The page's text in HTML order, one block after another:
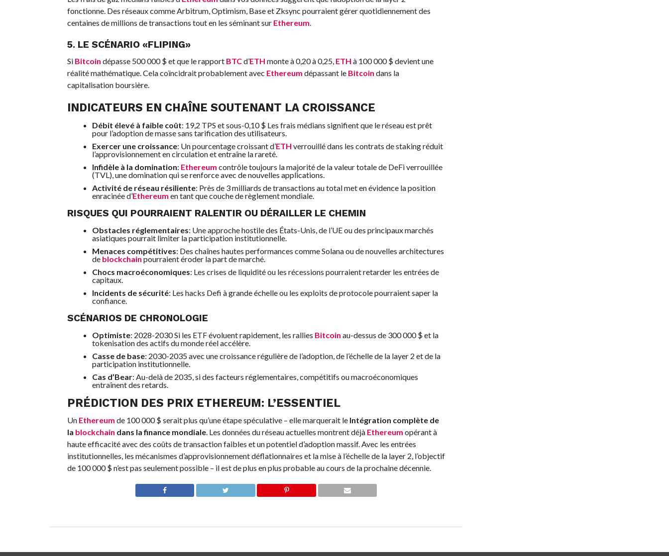
fonctionne. Des réseaux comme Arbitrum, Optimism, Base et Zksync pourraient gérer quotidiennement des
centaines de millions de transactions tout en les séminant sur Ethereum.
5. LE SCÉNARIO «FLIPING»
Si Bitcoin dépasse 500 000 $ et que le rapport BTCd’ETH monte à 0,20 à 0,25, ETH à 100 000 $ devient une
réalité mathématique. Cela coïncidrait probablement avec Ethereum dépassant le Bitcoin dans la
capitalisation boursière.
INDICATEURS EN CHAÎNE SOUTENANT LA CROISSANCE
Débit élevé à faible coût: 19,2 TPS et sous-0,10 $ Les frais médians signifient que le réseau est prêt
pour l’adoption de masse sans tarification des utilisateurs.
Exercer une croissance: Un pourcentage croissant d’ETH verrouillé dans les contrats de staking réduit
l’approvisionnement en circulation et entraîne la rareté.
Infidèle à la domination: Ethereum contrôle toujours la majorité de la valeur totale de DeFi verrouillée
(TVL), une domination qui se renforce avec de nouvelles applications.
Activité de réseau résiliente: Près de 3 milliards de transactions au total met en évidence la position
enracinée d’Ethereum en tant que couche de règlement mondiale.
RISQUES QUI POURRAIENT RALENTIR OU DÉRAILLER LE CHEMIN
Obstacles réglementaires: Une approche hostile des États-Unis, de l’UE ou des principaux marchés
asiatiques pourrait limiter la participation institutionnelle.
Menaces compétitives: Des chaînes hautes performances comme Solana ou de nouvelles architectures
de blockchain pourraient éroder la part de marché.
Chocs macroéconomiques: Les crises de liquidité ou les récessions pourraient retarder les entrées de
capitaux.
Incidents de sécurité: Les hacks Defi à grande échelle ou les exploits de protocole pourraient saper la
confiance.
SCÉNARIOS DE CHRONOLOGIE
Optimiste: 2028-2030 Si les ETF évoluent rapidement, les rallies Bitcoin au-dessus de 300 000 $ et la
tokenisation des actifs du monde réel accélère.
Casse de base: 2030-2035 avec une croissance régulière de l’adoption, de l’échelle de la layer 2 et de la
participation institutionnelle.
Cas d’Bear: Au-delà de 2035, si des facteurs réglementaires, compétitifs ou macroéconomiques
entraînent des retards.
PRÉDICTION DES PRIX ETHEREUM: L’ESSENTIEL
Un Ethereum de 100 000 $ serait plus qu’une étape spéculative – elle marquerait le Intégration complète de
la blockchain dans la finance mondiale. Les données du réseau actuelles montrent déjà Ethereum opérant à
haute efficacité avec des coûts de transaction faibles et un potentiel d’adoption massif. Avec les entrées
institutionnelles, les mécanismes d’approvisionnement déflationnaires et la mise à l’échelle de la layer 2, l’objectif
de 100 000 $ n’est pas seulement possible – il est de plus en plus probable au cours de la prochaine décennie.